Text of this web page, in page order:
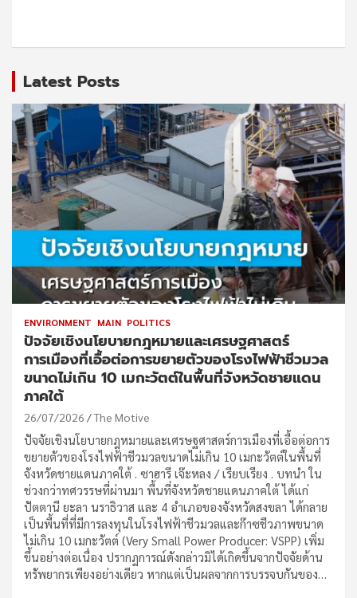
Latest Posts
ENVIRONMENT MAIN POLITICS
ปัจจัยเชิงนโยบายกฎหมายและเศรษฐศาสตร์
การเมืองที่เอื้อต่อการขยายตัวของโรงไฟฟ้าชีวมวล
ขนาดไม่เกิน 10 เมกะวัตต์ในพื้นที่จังหวัดชายแดน
ภาคใต้
26/07/2026 The Motive
ปัจจัยเชิงนโยบายกฎหมายและเศรษฐศาสตร์การเมืองที่เอื้อต่อการ
ขยายตัวของโรงไฟฟ้าชีวมวลขนาดไม่เกิน 10 เมกะวัตต์ในพื้นที่
จังหวัดชายแดนภาคใต้ . ซาฮารี เจ๊ะหลง / เรียบเรียง . บทนำ ใน
ช่วงกว่าทศวรรษที่ผ่านมา พื้นที่จังหวัดชายแดนภาคใต้ ได้แก่
ปัตตานี ยะลา นราธิวาส และ 4 อำเภอของจังหวัดสงขลา ได้กลาย
เป็นพื้นที่ที่มีการลงทุนในโรงไฟฟ้าชีวมวลและก๊าซชีวภาพขนาด
ไม่เกิน 10 เมกะวัตต์ (Very Small Power Producer: VSPP) เพิ่ม
ขึ้นอย่างต่อเนื่อง ปรากฏการณ์ดังกล่าวมิได้เกิดขึ้นจากปัจจัยด้าน
ทรัพยากรเพียงอย่างเดียว หากแต่เป็นผลจากการบรรจบกันของ…